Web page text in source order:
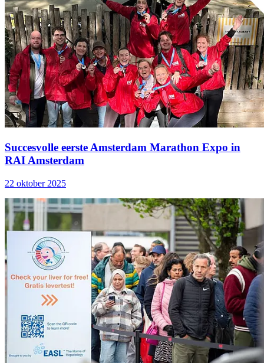
Succesvolle eerste Amsterdam Marathon Expo in
RAI Amsterdam
22 oktober 2025